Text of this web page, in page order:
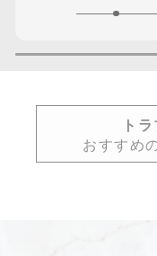
ト
おすすめ